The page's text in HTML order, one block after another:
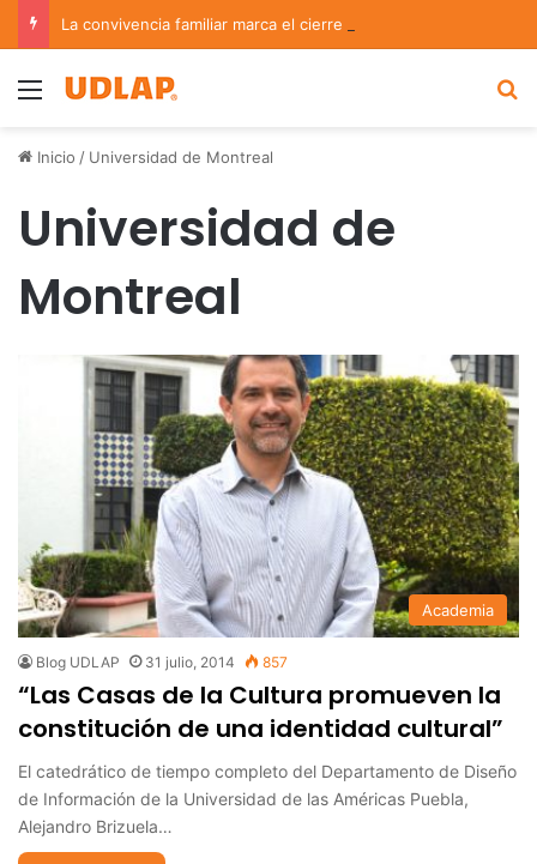
Menu
Inicio / Universidad de Montreal
Universidad de
Montreal
Academia
Blog UDLAP 31 julio, 2014 857
“Las Casas de la Cultura promueven la
constitución de una identidad cultural”
El catedrático de tiempo completo del Departamento de Diseño
de Información de la Universidad de las Américas Puebla,
Alejandro Brizuela…